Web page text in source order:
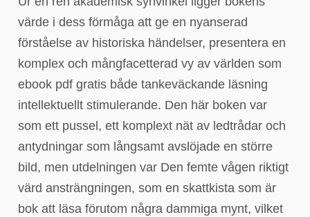
värde i dess förmåga att ge en nyanserad
förståelse av historiska händelser, presentera en
komplex och mångfacetterad vy av världen som
ebook pdf gratis både tankeväckande läsning
intellektuellt stimulerande. Den här boken var
som ett pussel, ett komplext nät av ledtrådar och
antydningar som långsamt avslöjade en större
bild, men utdelningen var Den femte vågen riktigt
värd ansträngningen, som en skattkista som är
bok att läsa förutom några dammiga mynt, vilket